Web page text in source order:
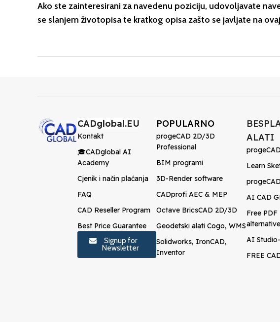
Ako ste zainteresirani za navedenu poziciju, udovoljavate
se slanjem životopisa te kratkog opisa zašto se javljate na
CADglobal.EU
Kontakt
🎓CADglobal AI
Academy
Cjenik i način plaćanja
FAQ
CAD Reseller Program
Best Price Guarantee
Signup for
Newsletter
POPULARNO
progeCAD 2D/3D
Professional
BIM programi
3D-Render software
CADprofi AEC & MEP
Octave BricsCAD 2D/3D
Geodetski alati Cogo, WMS
Solidworks, IronCAD,
Inventor
ALATI
Learn
AI CAD
Free
alternative
AI
FREE